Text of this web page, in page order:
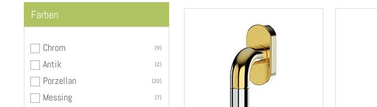
Farben
Chrom 9
Antik 2
Porzellan 20
Messing 7